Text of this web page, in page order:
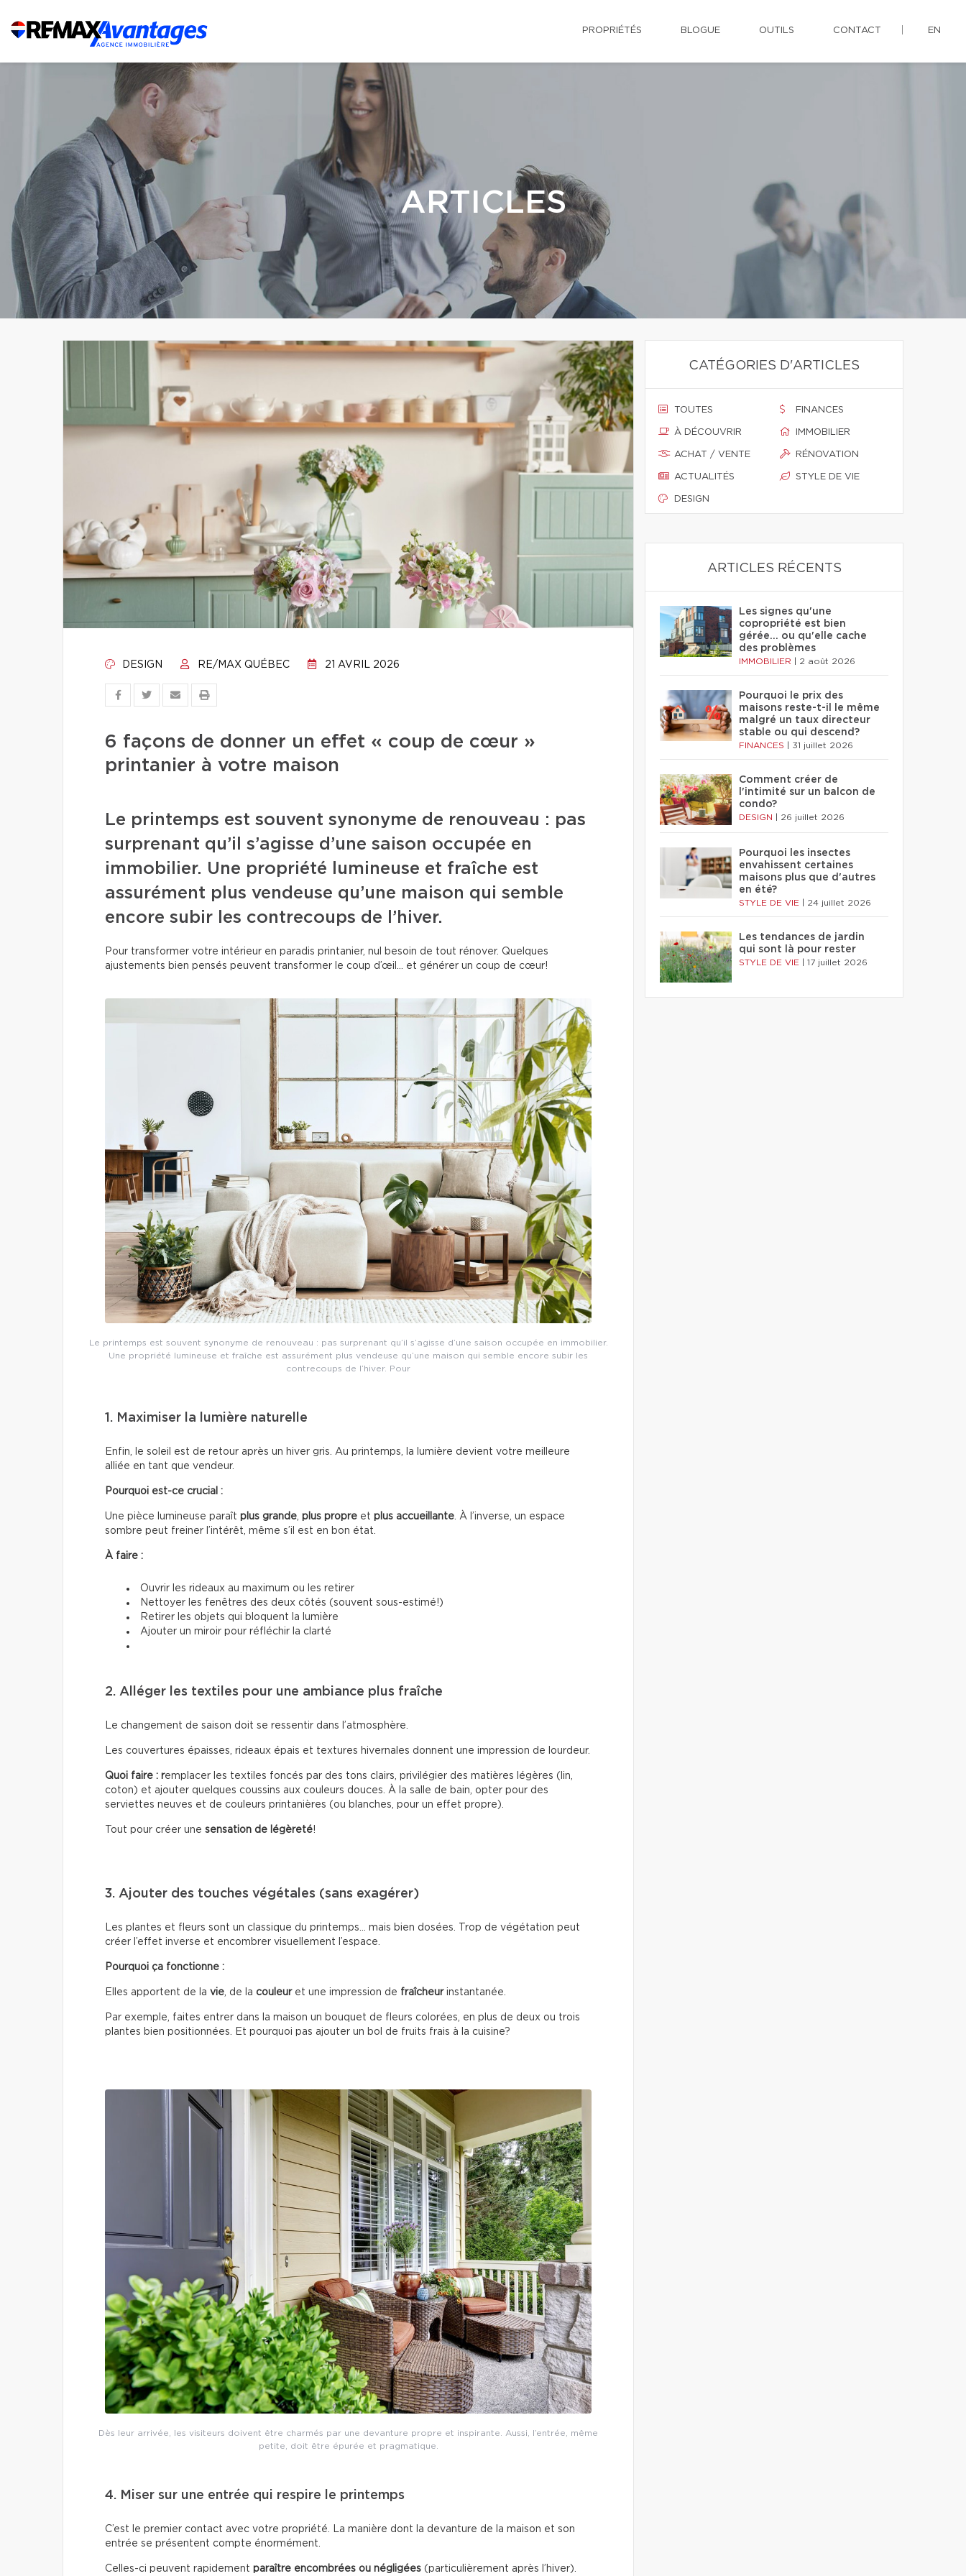
PROPRIÉTÉS BLOGUE OUTILS CONTACT EN
ARTICLES
DESIGN RE/MAX QUÉBEC 21 AVRIL 2026
6 façons de donner un effet « coup de cœur »
printanier à votre maison
Le printemps est souvent synonyme de renouveau : pas
surprenant qu’il s’agisse d’une saison occupée en
immobilier. Une propriété lumineuse et fraîche est
assurément plus vendeuse qu’une maison qui semble
encore subir les contrecoups de l’hiver.
Pour transformer votre intérieur en paradis printanier, nul besoin de tout rénover. Quelques
ajustements bien pensés peuvent transformer le coup d’œil… et générer un coup de cœur!
Le printemps est souvent synonyme de renouveau : pas surprenant qu’il s’agisse d’une saison occupée en immobilier.
Une propriété lumineuse et fraîche est assurément plus vendeuse qu’une maison qui semble encore subir les
contrecoups de l’hiver. Pour
1. Maximiser la lumière naturelle
Enfin, le soleil est de retour après un hiver gris. Au printemps, la lumière devient votre meilleure
alliée en tant que vendeur.
Pourquoi est-ce crucial :
Une pièce lumineuse paraît plus grande plus propre et plus accueillante . À l’inverse, un espace
sombre peut freiner l’intérêt, même s’il est en bon état.
À faire :
Ouvrir les rideaux au maximum ou les retirer
Nettoyer les fenêtres des deux côtés (souvent sous-estimé!)
Retirer les objets qui bloquent la lumière
Ajouter un miroir pour réfléchir la clarté
2. Alléger les textiles pour une ambiance plus fraîche
Le changement de saison doit se ressentir dans l’atmosphère.
Les couvertures épaisses, rideaux épais et textures hivernales donnent une impression de lourdeur.
Quoi faire : remplacer les textiles foncés par des tons clairs, privilégier des matières légères (lin,
coton) et ajouter quelques coussins aux couleurs douces. À la salle de bain, opter pour des
serviettes neuves et de couleurs printanières (ou blanches, pour un effet propre).
Tout pour créer une sensation de légèreté!
3. Ajouter des touches végétales (sans exagérer)
Les plantes et fleurs sont un classique du printemps… mais bien dosées. Trop de végétation peut
créer l’effet inverse et encombrer visuellement l’espace.
Pourquoi ça fonctionne :
Elles apportent de la vie , de la couleuret une impression de fraîcheurinstantanée.
Par exemple, faites entrer dans la maison un bouquet de fleurs colorées, en plus de deux ou trois
plantes bien positionnées. Et pourquoi pas ajouter un bol de fruits frais à la cuisine?
Dès leur arrivée, les visiteurs doivent être charmés par une devanture propre et inspirante. Aussi, l’entrée, même
petite, doit être épurée et pragmatique.
4. Miser sur une entrée qui respire le printemps
C’est le premier contact avec votre propriété. La manière dont la devanture de la maison et son
entrée se présentent compte énormément.
Celles-ci peuvent rapidement paraître encombrées ou négligées (particulièrement après l’hiver).
CATÉGORIES D'ARTICLES
TOUTES
À DÉCOUVRIR
ACHAT / VENTE
ACTUALITÉS
DESIGN
FINANCES
IMMOBILIER
RÉNOVATION
STYLE DE VIE
ARTICLES RÉCENTS
Les signes qu'une
copropriété est bien
gérée… ou qu'elle cache
des problèmes
IMMOBILIER 2 août 2026
Pourquoi le prix des
maisons reste-t-il le même
malgré un taux directeur
stable ou qui descend?
FINANCES 31 juillet 2026
Comment créer de
l'intimité sur un balcon de
condo?
DESIGN 26 juillet 2026
Pourquoi les insectes
envahissent certaines
maisons plus que d'autres
en été?
STYLE DE VIE 24 juillet 2026
Les tendances de jardin
qui sont là pour rester
STYLE DE VIE 17 juillet 2026